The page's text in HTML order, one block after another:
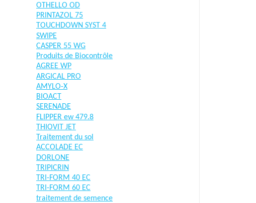
OTHELLO OD
PRINTAZOL 75
TOUCHDOWN SYST 4
SWIPE
CASPER 55 WG
Produits de Biocontrôle
AGREE WP
ARGICAL PRO
AMYLO-X
BIOACT
SERENADE
FLIPPER ew 479.8
THIOVIT JET
Traitement du sol
ACCOLADE EC
DORLONE
TRIPICRIN
TRI-FORM 40 EC
TRI-FORM 60 EC
traitement de semence